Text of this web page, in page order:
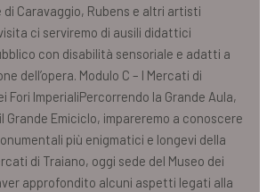
Caravaggio, Rubens e altri artisti
ci serviremo di ausili didattici
con disabilità sensoriale e adatti a
dell’opera. Modulo C – I Mercati di
Fori ImperialiPercorrendo la Grande Aula,
Grande Emiciclo, impareremo a conoscere
più enigmatici e longevi della
di Traiano, oggi sede del Museo dei
approfondito alcuni aspetti legati alla